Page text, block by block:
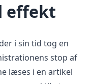
effekt
i sin tid tog en
stop af
læses i en artikel